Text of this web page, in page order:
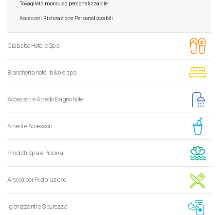
Tovagliato monouso personalizzabile
Accessori Ristorazione Personalizzabili
Ciabatte Hotel e Spa
Biancheria hotel, b&b e spa
Accessori e Arredo Bagno hotel
Arredi e Accessori
Prodotti Spa e Piscina
Articoli per Ristorazione
Igienizzanti e Sicurezza